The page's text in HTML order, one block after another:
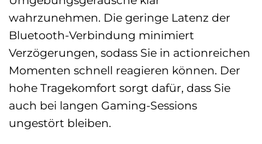
wahrzunehmen. Die geringe Latenz der
Bluetooth-Verbindung minimiert
Verzögerungen, sodass Sie in actionreichen
Momenten schnell reagieren können. Der
hohe Tragekomfort sorgt dafür, dass Sie
auch bei langen Gaming-Sessions
ungestört bleiben.